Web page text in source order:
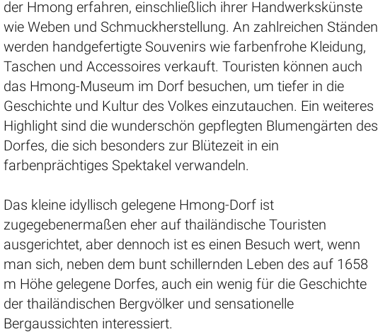
der Hmong erfahren, einschließlich ihrer Handwerkskünste
wie Weben und Schmuckherstellung. An zahlreichen Ständen
werden handgefertigte Souvenirs wie farbenfrohe Kleidung,
Taschen und Accessoires verkauft. Touristen können auch
das Hmong-Museum im Dorf besuchen, um tiefer in die
Geschichte und Kultur des Volkes einzutauchen. Ein weiteres
Highlight sind die wunderschön gepflegten Blumengärten des
Dorfes, die sich besonders zur Blütezeit in ein
farbenprächtiges Spektakel verwandeln.
Das kleine idyllisch gelegene Hmong-Dorf ist
zugegebenermaßen eher auf thailändische Touristen
ausgerichtet, aber dennoch ist es einen Besuch wert, wenn
man sich, neben dem bunt schillernden Leben des auf 1658
m Höhe gelegene Dorfes, auch ein wenig für die Geschichte
der thailändischen Bergvölker und sensationelle
Bergaussichten interessiert.